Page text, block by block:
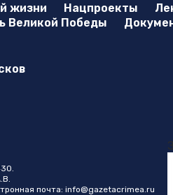
жизни Нацпроекты
Великой Победы
почта: info@gazetacrimea.ru